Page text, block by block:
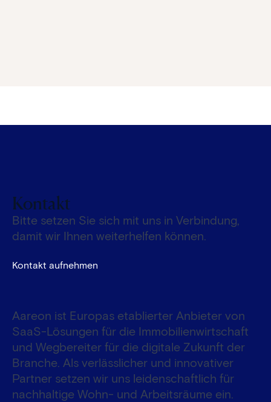
Kontakt
Bitte setzen Sie sich mit uns in Verbindung,
damit wir Ihnen weiterhelfen können.
Kontakt aufnehmen
Aareon ist Europas etablierter Anbieter von
SaaS-Lösungen für die Immobilienwirtschaft
und Wegbereiter für die digitale Zukunft der
Branche. Als verlässlicher und innovativer
Partner setzen wir uns leidenschaftlich für
nachhaltige Wohn- und Arbeitsräume ein.